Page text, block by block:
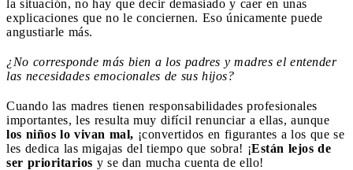
la situación, no hay que decir demasiado y caer en unas
explicaciones que no le conciernen. Eso únicamente puede
angustiarle más.
¿No corresponde más bien a los padres y madres el entender
las necesidades emocionales de sus hijos?
Cuando las madres tienen responsabilidades profesionales
importantes, les resulta muy difícil renunciar a ellas, aunque
los niños lo vivan mal, ¡convertidos en figurantes a los que se
les dedica las migajas del tiempo que sobra! ¡Están lejos de
ser prioritarios y se dan mucha cuenta de ello!